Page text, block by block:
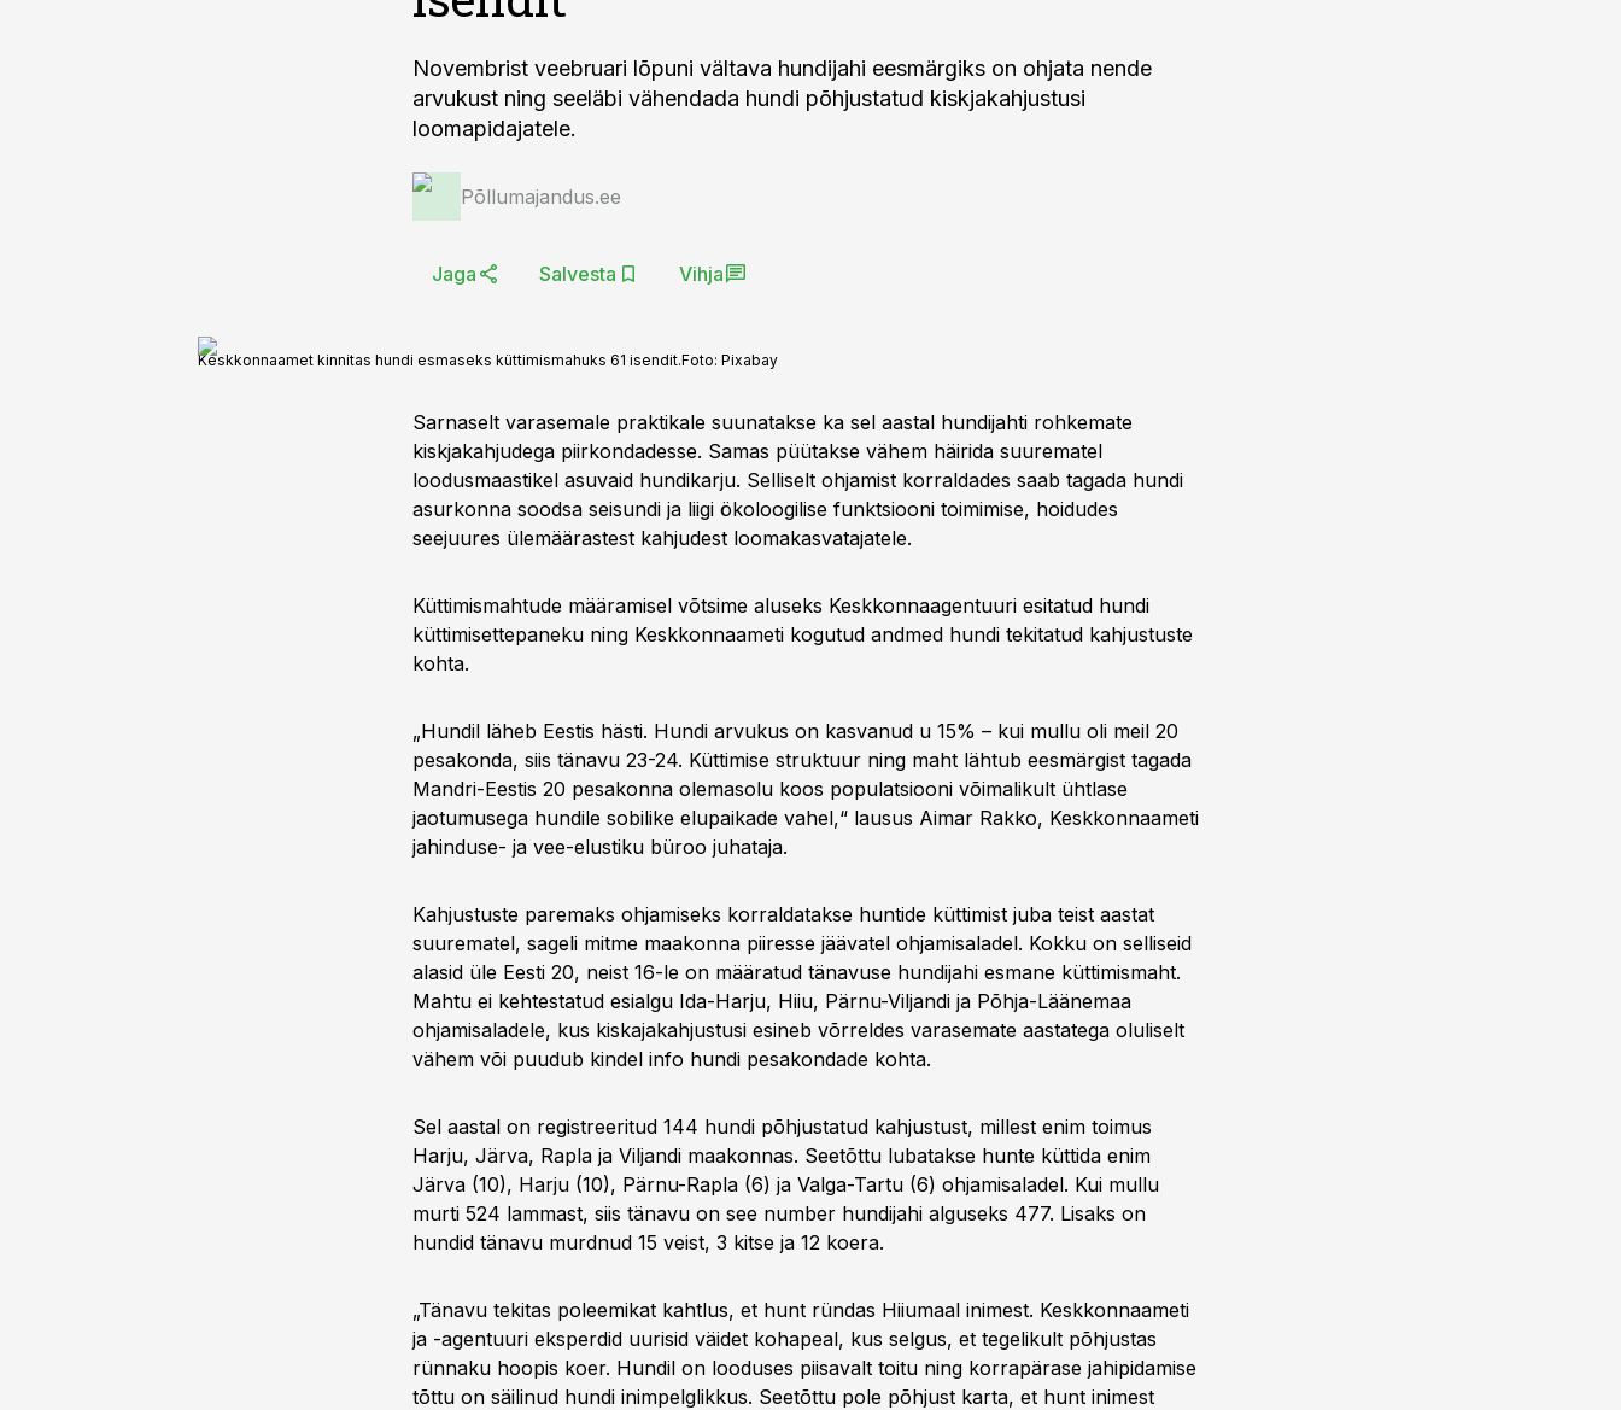
Novembrist veebruari lõpuni vältava hundijahi eesmärgiks on ohjata nende
arvukust ning seeläbi vähendada hundi põhjustatud kiskjakahjustusi
loomapidajatele.
Põllumajandus.ee
Jaga Salvesta Vihja
Keskkonnaamet kinnitas hundi esmaseks küttimismahuks 61 isendit.Foto: Pixabay
Sarnaselt varasemale praktikale suunatakse ka sel aastal hundijahti rohkemate
kiskjakahjudega piirkondadesse. Samas püütakse vähem häirida suurematel
loodusmaastikel asuvaid hundikarju. Selliselt ohjamist korraldades saab tagada hundi
asurkonna soodsa seisundi ja liigi ökoloogilise funktsiooni toimimise, hoidudes
seejuures ülemäärastest kahjudest loomakasvatajatele.
Küttimismahtude määramisel võtsime aluseks Keskkonnaagentuuri esitatud hundi
küttimisettepaneku ning Keskkonnaameti kogutud andmed hundi tekitatud kahjustuste
kohta.
„Hundil läheb Eestis hästi. Hundi arvukus on kasvanud u 15% – kui mullu oli meil 20
pesakonda, siis tänavu 23-24. Küttimise struktuur ning maht lähtub eesmärgist tagada
Mandri-Eestis 20 pesakonna olemasolu koos populatsiooni võimalikult ühtlase
jaotumusega hundile sobilike elupaikade vahel,“ lausus Aimar Rakko, Keskkonnaameti
jahinduse- ja vee-elustiku büroo juhataja.
Kahjustuste paremaks ohjamiseks korraldatakse huntide küttimist juba teist aastat
suurematel, sageli mitme maakonna piiresse jäävatel ohjamisaladel. Kokku on selliseid
alasid üle Eesti 20, neist 16-le on määratud tänavuse hundijahi esmane küttimismaht.
Mahtu ei kehtestatud esialgu Ida-Harju, Hiiu, Pärnu-Viljandi ja Põhja-Läänemaa
ohjamisaladele, kus kiskajakahjustusi esineb võrreldes varasemate aastatega oluliselt
vähem või puudub kindel info hundi pesakondade kohta.
Sel aastal on registreeritud 144 hundi põhjustatud kahjustust, millest enim toimus
Harju, Järva, Rapla ja Viljandi maakonnas. Seetõttu lubatakse hunte küttida enim
Järva (10), Harju (10), Pärnu-Rapla (6) ja Valga-Tartu (6) ohjamisaladel. Kui mullu
murti 524 lammast, siis tänavu on see number hundijahi alguseks 477. Lisaks on
hundid tänavu murdnud 15 veist, 3 kitse ja 12 koera.
„Tänavu tekitas poleemikat kahtlus, et hunt ründas Hiiumaal inimest. Keskkonnaameti
ja -agentuuri eksperdid uurisid väidet kohapeal, kus selgus, et tegelikult põhjustas
rünnaku hoopis koer. Hundil on looduses piisavalt toitu ning korrapärase jahipidamise
tõttu on säilinud hundi inimpelglikkus. Seetõttu pole põhjust karta, et hunt inimest